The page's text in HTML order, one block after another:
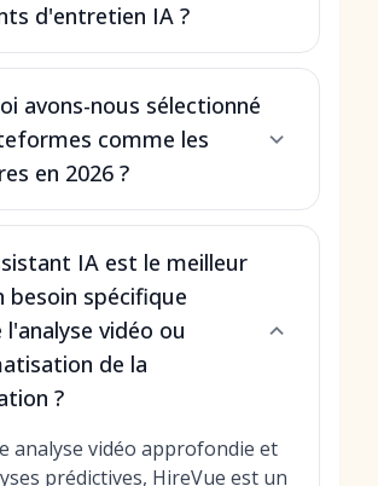
d'entretien IA ?
avons-nous sélectionné
comme les
en 2026 ?
IA est le meilleur
besoin spécifique
vidéo ou
de la
?
analyse vidéo approfondie et
prédictives, HireVue est un